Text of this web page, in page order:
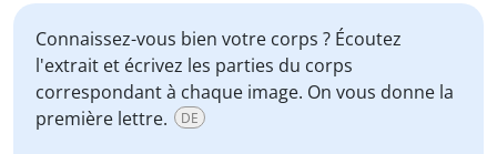
Connaissez-vous bien votre corps ? Écoutez
l'extrait et écrivez les parties du corps
correspondant à chaque image. On vous donne la
première lettre.
DE